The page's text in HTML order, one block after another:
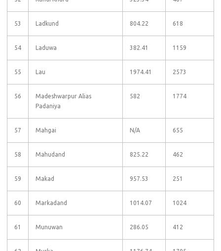
53 Ladkund 804.22 618
54 Laduwa 382.41 1159
55 Lau 1974.41 2573
56
Madeshwarpur Alias
Padaniya
582 1774
57 Mahgai N/A 655
58 Mahudand 825.22 462
59 Makad 957.53 251
60 Markadand 1014.07 1024
61 Munuwan 286.05 412